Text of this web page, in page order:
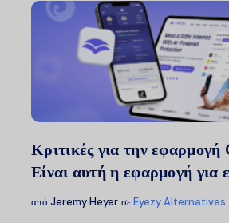
Κριτικές για την
Είναι αυτή η εφαρμογή για
από Jeremy Heyer σεEyezy Alternatives